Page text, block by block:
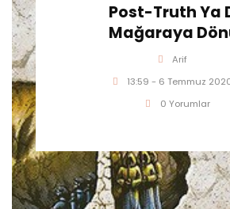
Post-Truth Ya
Mağaraya
Arif
13:59 - 6 Temmuz
0 Yorumlar